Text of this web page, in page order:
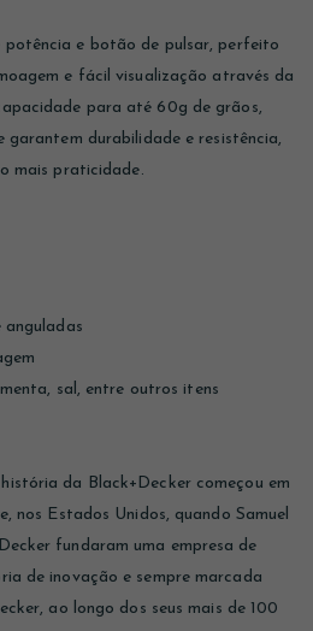
e botão de pulsar, perfeito
e fácil visualização através da
para até 60g de grãos,
garantem durabilidade e resistência,
mais praticidade.
sal, entre outros itens
da Black+Decker começou em
nos Estados Unidos, quando Samuel
fundaram uma empresa de
de inovação e sempre marcada
ao longo dos seus mais de 100